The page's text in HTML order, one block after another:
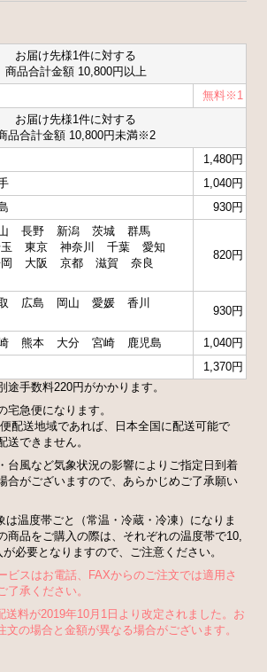
お届け先様1件に対する
商品合計金額 10,800円以上
無料※1
お届け先様1件に対する
品合計金額 10,800円未満※2
1,480円
1,040円
930円
長野 新潟 茨城
群馬
東京 神奈川 千葉
愛知
大阪 京都 滋賀
奈良
820円
広島 岡山 愛媛
香川
930円
熊本 大分 宮崎 鹿児島
1,040円
1,370円
途手数料220円がかかります。
宅急便になります。
配送地域であれば、日本全国に配送可能で
送できません。
台風など気象状況の影響によりご指定日到着
合がございますので、あらかじめご了承願い
温度帯ごと（常温・冷蔵・冷凍）になりま
商品をご購入の際は、それぞれの温度帯で10,
必要となりますので、ご注意ください。
ビスはお電話、FAXからのご注文では適用さ
了承ください。
料が2019年10月1日より改定されました。お
文の場合と金額が異なる場合がございます。